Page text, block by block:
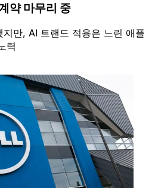
약 마무리 중
만, AI 트랜드 적용은 느린 애플
력